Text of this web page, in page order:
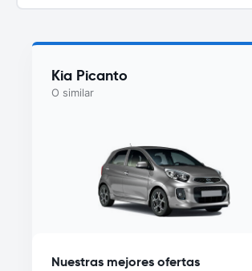
Kia Picanto
O similar
Nuestras mejores ofertas